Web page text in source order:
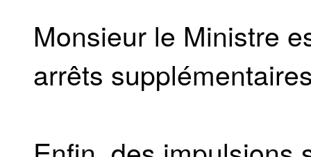
Monsieur le Ministre
arrêts